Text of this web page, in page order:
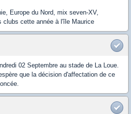
Europe du Nord, mix seven-XV,
clubs cette année à l'île Maurice
02 Septembre au stade de La Loue.
que la décision d'affectation de ce